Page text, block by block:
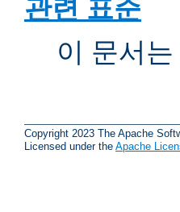
관련 표준
이 문서
Copyright 2023 The Apache
Licensed under the Apache